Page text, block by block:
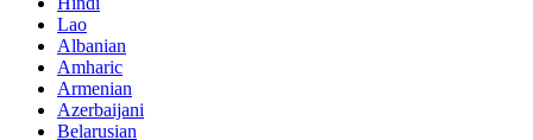
Lao
Albanian
Amharic
Armenian
Azerbaijani
Belarusian